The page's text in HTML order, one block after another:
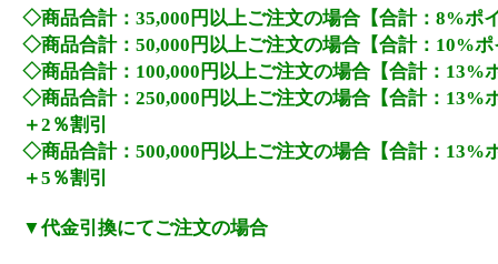
◇商品合計：35,000円以上ご注文の場合【合計：8%ポ
◇商品合計：50,000円以上ご注文の場合【合計：10%
◇商品合計：100,000円以上ご注文の場合【合計：13%
◇商品合計：250,000円以上ご注文の場合【合計：13%
＋2％割引
◇商品合計：500,000円以上ご注文の場合【合計：13%
＋5％割引
▼代金引換にてご注文の場合